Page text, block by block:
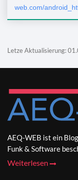
web.com/
Letze Aktualisierung:
AEQ-WEB ist ein
Funk & Software
Weiterlesen